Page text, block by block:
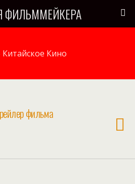
ФИЛЬММЕЙКЕРА
Китайское Кино
фильма